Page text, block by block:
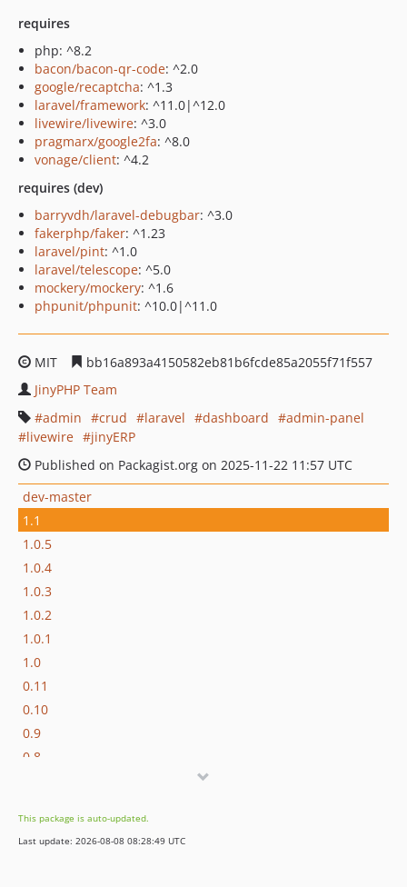
requires
php: ^8.2
bacon/bacon-qr-code: ^2.0
google/recaptcha: ^1.3
laravel/framework: ^11.0|^12.0
livewire/livewire: ^3.0
pragmarx/google2fa: ^8.0
vonage/client: ^4.2
requires (dev)
barryvdh/laravel-debugbar: ^3.0
fakerphp/faker: ^1.23
laravel/pint: ^1.0
laravel/telescope: ^5.0
mockery/mockery: ^1.6
phpunit/phpunit: ^10.0|^11.0
MIT
bb16a893a4150582eb81b6fcde85a2055f71f557
JinyPHP Team
admin
crud laravel dashboard
admin-panel
livewire
jinyERP
Published on Packagist.org on 2025-11-22 11:57 UTC
dev-master
1.1
1.0.5
1.0.4
1.0.3
1.0.2
1.0.1
1.0
0.11
0.10
0.9
0.8
0.5
This package is auto-updated.
Last update: 2026-08-08 08:28:49 UTC